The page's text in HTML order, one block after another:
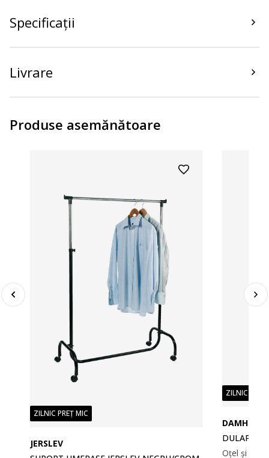
Specificații
Livrare
Produse asemănătoare
ZILNIC PREȚ MIC
JERSLEV
ZILNIC PREȚ
DAMHUS
DULAP